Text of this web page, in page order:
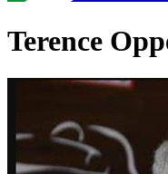
Terence